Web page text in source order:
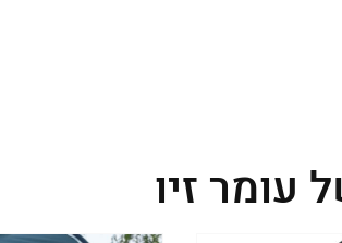
עומר זיו